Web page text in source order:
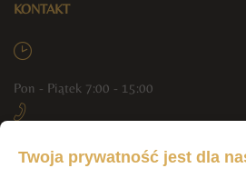
KONTAKT
Pon - Piątek 7:00 - 15:00
+48 790 444 804, +48 512 293 551
Twoja prywatność jest dla